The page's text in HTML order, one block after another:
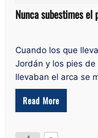
Nunca subestimes el
Cuando los que
Jordán y los pies
llevaban el arca se
Read More